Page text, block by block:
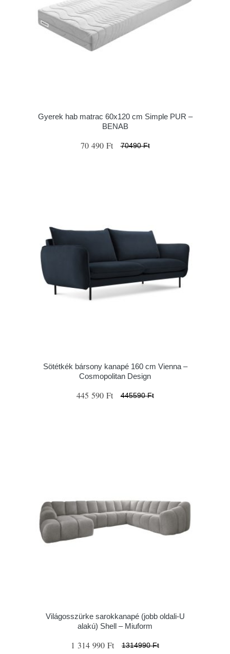
Gyerek hab matrac 60x120 cm Simple PUR –
BENAB
70 490 Ft 70490 Ft
Sötétkék bársony kanapé 160 cm Vienna –
Cosmopolitan Design
445 590 Ft 445590 Ft
Világosszürke sarokkanapé (jobb oldali-U
alakú) Shell – Miuform
1 314 990 Ft 1314990 Ft